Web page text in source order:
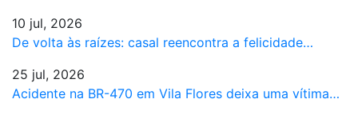
10 jul, 2026
De volta às raízes: casal reencontra a felicidade…
25 jul, 2026
Acidente na BR-470 em Vila Flores deixa uma vítima…